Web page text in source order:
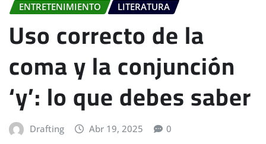
ENTRETENIMIENTO LITERATURA
Uso correcto de la
coma y la conjunción
‘y’: lo que debes saber
Drafting Abr 19, 2025 0